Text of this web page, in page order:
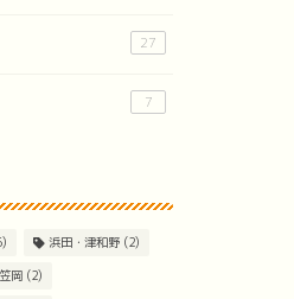
27
7
浜田・津和野(2)
岡(2)